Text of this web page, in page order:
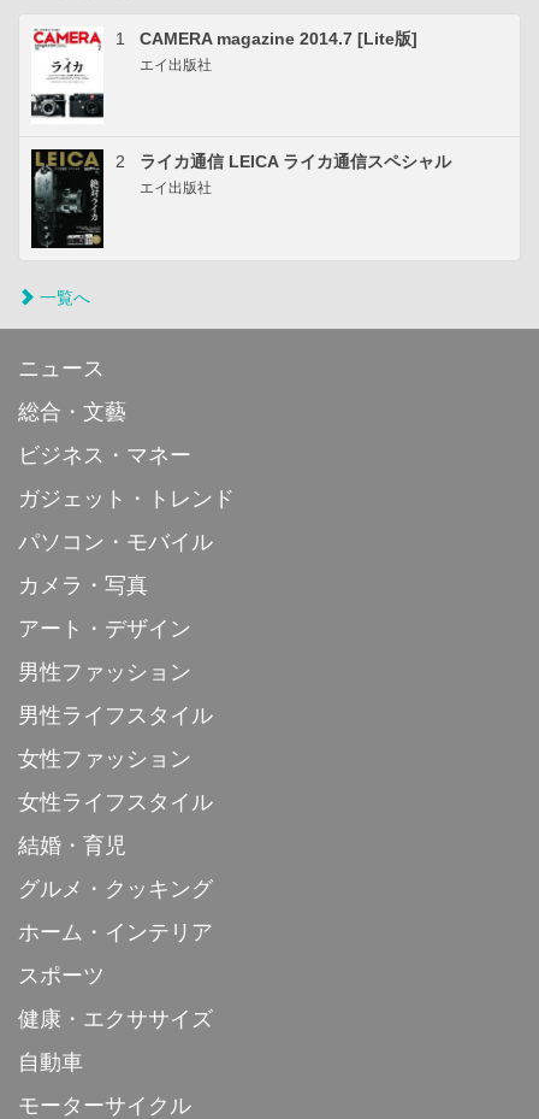
1 CAMERA magazine 2014.7 [Lite版]
エイ出版社
2 ライカ通信 LEICA ライカ通信スペシャル
エイ出版社
一覧へ
ニュース
総合・文藝
ビジネス・マネー
ガジェット・トレンド
パソコン・モバイル
カメラ・写真
アート・デザイン
男性ファッション
男性ライフスタイル
女性ファッション
女性ライフスタイル
結婚・育児
グルメ・クッキング
ホーム・インテリア
スポーツ
健康・エクササイズ
自動車
モーターサイクル